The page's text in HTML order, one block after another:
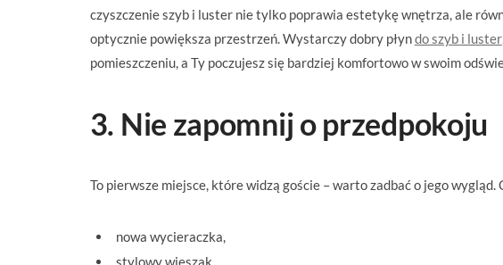
czyszczenie szyb i luster nie tylko poprawia estetykę wnętrza, ale
optycznie powiększa przestrzeń. Wystarczy dobry płyndo szyb i luster
pomieszczeniu, a Ty poczujesz się bardziej komfortowo w swoim
3. Nie zapomnij o przedpokoju
To pierwsze miejsce, które widzą goście – warto zadbać o jego wygląd.
nowa wycieraczka,
stylowy wieszak,